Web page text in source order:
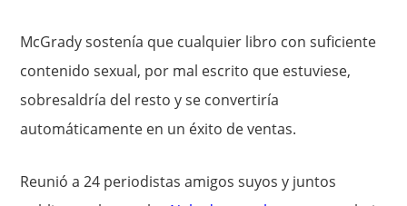
McGrady sostenía que cualquier libro con suficiente
contenido sexual, por mal escrito que estuviese,
sobresaldría del resto y se convertiría
automáticamente en un éxito de ventas.
Reunió a 24 periodistas amigos suyos y juntos